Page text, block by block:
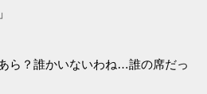
ら？誰かいないわね…誰の席だっ